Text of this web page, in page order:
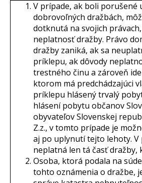
V prípade, ak boli porušené
dobrovoľných dražbách,
dotknutá na svojich
neplatnosť dražby. Právo
dražby zaniká, ak sa
príklepu, ak dôvody
trestného činu a zároveň
ktorom má predchádzajúci
príklepu hlásený trvalý
hlásení pobytu občanov
obyvateľov Slovenskej
Z.z., v tomto prípade je
aj po uplynutí tejto lehoty.
neplatná len tá časť
Osoba, ktorá podala na
tohto oznámenia o dražbe,